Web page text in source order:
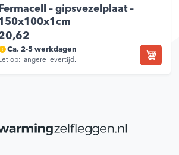
Fermacell – gipsvezelplaat –
Ca. 2-5 werkdagen
Let op: langere levertijd.